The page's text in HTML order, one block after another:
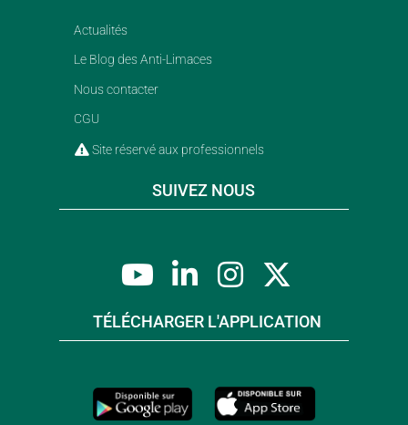
Actualités
Le Blog des Anti-Limaces
Nous contacter
CGU
Site réservé aux professionnels
SUIVEZ NOUS
TÉLÉCHARGER L'APPLICATION